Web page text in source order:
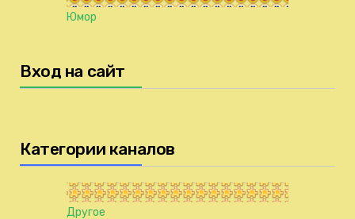
Юмор
Вход на сайт
Категории каналов
Другое